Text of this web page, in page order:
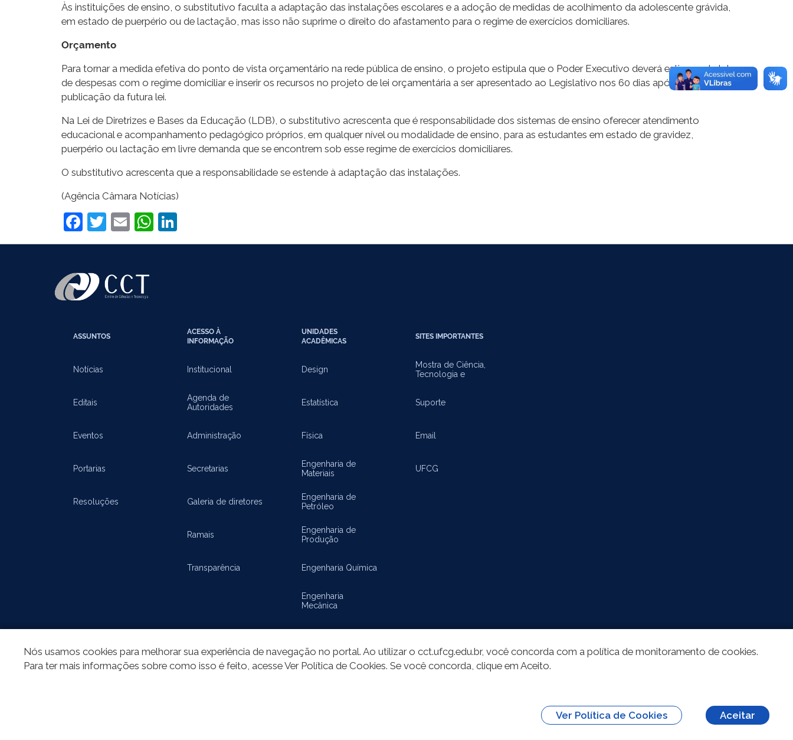
Às instituições de ensino, o substitutivo faculta a adaptação das instalações escolares e a adoção de medidas de acolhimento da adolescente grávida,
em estado de puerpério ou de lactação, mas isso não suprime o direito do afastamento para o regime de exercícios domiciliares.
Orçamento
Para tornar a medida efetiva do ponto de vista orçamentário na rede pública de ensino, o projeto estipula que o Poder Executivo deverá estimar o total
de despesas com o regime domiciliar e inserir os recursos no projeto de lei orçamentária a ser apresentado ao Legislativo nos 60 dias após a
publicação da futura lei.
Na Lei de Diretrizes e Bases da Educação (LDB), o substitutivo acrescenta que é responsabilidade dos sistemas de ensino oferecer atendimento
educacional e acompanhamento pedagógico próprios, em qualquer nível ou modalidade de ensino, para as estudantes em estado de gravidez,
puerpério ou lactação em livre demanda que se encontrem sob esse regime de exercícios domiciliares.
O substitutivo acrescenta que a responsabilidade se estende à adaptação das instalações.
(Agência Câmara Notícias)
Facebook
Twitter
EmailWhatsApp
ASSUNTOS
Notícias
Editais
Eventos
Portarias
Resoluções
ACESSO À
INFORMAÇÃO
Institucional
Agenda de
Autoridades
Administração
Secretarias
Galeria de diretores
Ramais
Transparência
UNIDADES
ACADÊMICAS
Design
Estatística
Física
Engenharia de
Materiais
Engenharia de
Petróleo
Engenharia de
Produção
Engenharia Química
Engenharia
Mecânica
SITES IMPORTANTES
Mostra de Ciência,
Tecnologia e
Suporte
Email
UFCG
Nós usamos cookies para melhorar sua experiência de navegação no portal. Ao utilizar o cct.ufcg.edu.br, você concorda com a política de monitoramento de cookies.
Para ter mais informações sobre como isso é feito, acesse Ver Política de Cookies. Se você concorda, clique em Aceito.
Ver Política de Cookies Aceitar